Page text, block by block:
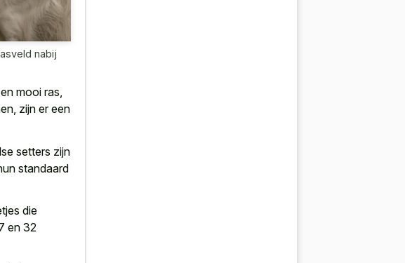
nabij
mooi ras,
zijn er een
setters zijn
standaard
die
en 32